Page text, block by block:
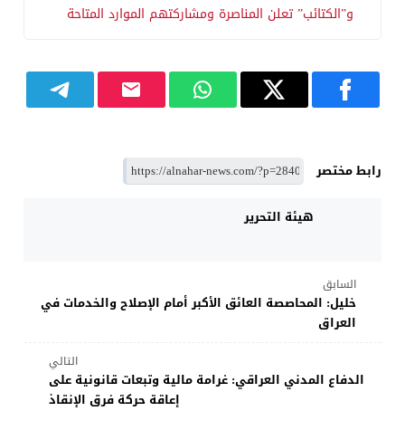
و”الكتائب” تعلن المناصرة ومشاركتهم الموارد المتاحة
رابط مختصر
هيئة التحرير
السابق
خليل: المحاصصة العائق الأكبر أمام الإصلاح والخدمات في
العراق
التالي
الدفاع المدني العراقي: غرامة مالية وتبعات قانونية على
إعاقة حركة فرق الإنقاذ